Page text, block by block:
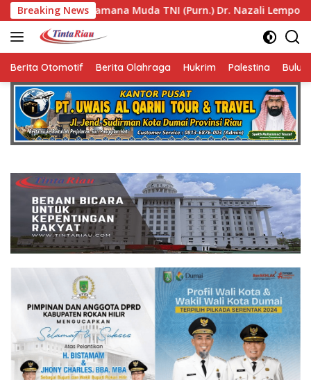
Langsung
ke
konten
Breaking News
TNI (Purn.) Dr. Nazali Lempo Layak Dipertimbangkan
Berita Otomotif Berita Olahraga Hukrim Palestina